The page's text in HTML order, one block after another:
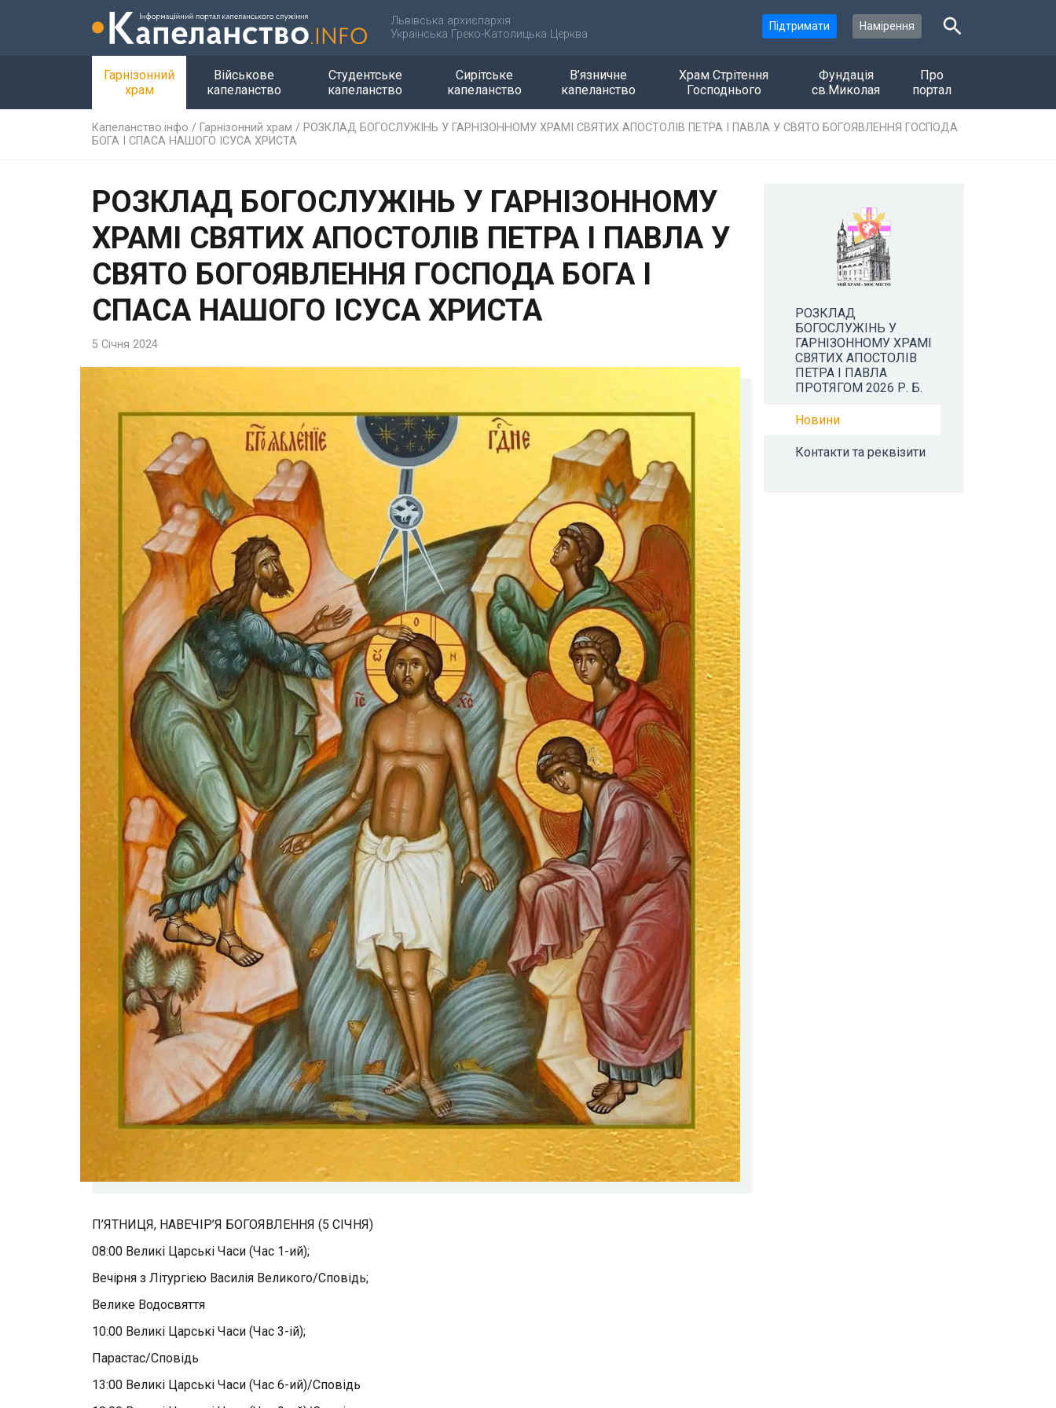
Львівська архиєпархія
Українська Греко-Католицька Церква
Підтримати Намірення
Гарнізонний
храм
Військове
капеланство
Студентське
капеланство
Сирітське
капеланство
В’язничне
капеланство
Храм Стрітення
Господнього
Фундація
св.Миколая
Про
портал
Капеланство.інфо / Гарнізонний храм / РОЗКЛАД БОГОСЛУЖІНЬ У ГАРНІЗОННОМУ ХРАМІ СВЯТИХ АПОСТОЛІВ ПЕТРА І ПАВЛА У СВЯТО БОГОЯВЛЕННЯ ГОСПОДА
БОГА І СПАСА НАШОГО ІСУСА ХРИСТА
РОЗКЛАД БОГОСЛУЖІНЬ У ГАРНІЗОННОМУ
ХРАМІ СВЯТИХ АПОСТОЛІВ ПЕТРА І ПАВЛА У
СВЯТО БОГОЯВЛЕННЯ ГОСПОДА БОГА І
СПАСА НАШОГО ІСУСА ХРИСТА
5 Січня 2024
П’ЯТНИЦЯ, НАВЕЧІР’Я БОГОЯВЛЕННЯ (5 СІЧНЯ)
08:00 Великі Царські Часи (Час 1-ий);
Вечірня з Літургією Василія Великого/Сповідь;
Велике Водосвяття
10:00 Великі Царські Часи (Час 3-ій);
Парастас/Сповідь
13:00 Великі Царські Часи (Час 6-ий)/Сповідь
РОЗКЛАД
БОГОСЛУЖІНЬ У
ГАРНІЗОННОМУ ХРАМІ
СВЯТИХ АПОСТОЛІВ
ПЕТРА І ПАВЛА
ПРОТЯГОМ 2026 Р. Б.
Новини
Контакти та реквізити